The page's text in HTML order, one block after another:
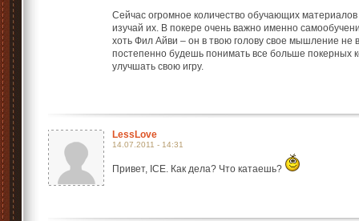
Сейчас огромное количество обучающих
изучай их. В покере очень важно именно
хоть Фил Айви – он в твою голову свое мышление не
постепенно будешь понимать все больше покерных
улучшать свою игру.
LessLove
14.07.2011 - 14:31
Привет, ICE. Как дела? Что катаешь?